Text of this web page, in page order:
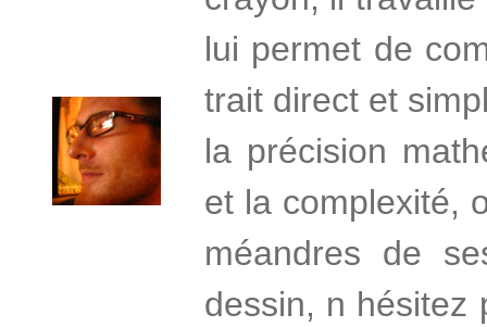
lui permet de
trait direct et
la précision
et la complexité,
méandres de
dessin, n hésitez